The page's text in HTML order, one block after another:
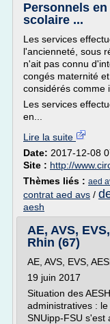
Personnels
scolaire ...
Les services
l'ancienneté, sous
n'ait pas connu
congés maternité
considérés comme
Les services
en...
Lire la suite
Date: 2017-12-08
Site : http://
Thèmes liés : aed
contrat aed avs /
aesh
AE, AVS,
Rhin (67)
AE, AVS, EVS,
19 juin 2017
Situation des
administratives :
SNUipp-FSU s'est